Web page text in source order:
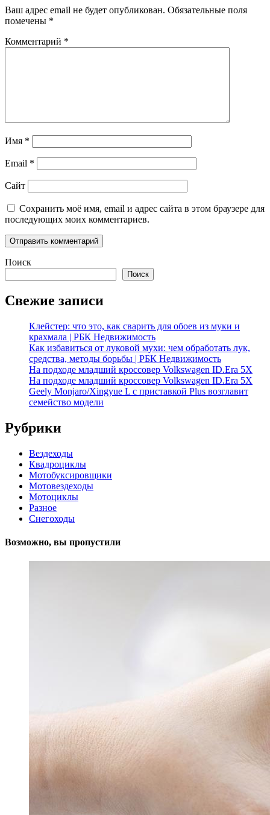
Ваш адрес email не будет опубликован. Обязательные поля
помечены *
Комментарий *
Имя *
Email *
Сайт
Сохранить моё имя, email и адрес сайта в этом браузере для
последующих моих комментариев.
Поиск
Поиск
Свежие записи
Клейстер: что это, как сварить для обоев из муки и
крахмала | РБК Недвижимость
Как избавиться от луковой мухи: чем обработать лук,
средства, методы борьбы | РБК Недвижимость
На подходе младший кроссовер Volkswagen ID.Era 5X
На подходе младший кроссовер Volkswagen ID.Era 5X
Geely Monjaro/Xingyue L с приставкой Plus возглавит
семейство модели
Рубрики
Вездеходы
Квадроциклы
Мотобуксировщики
Мотовездеходы
Мотоциклы
Разное
Снегоходы
Возможно, вы пропустили